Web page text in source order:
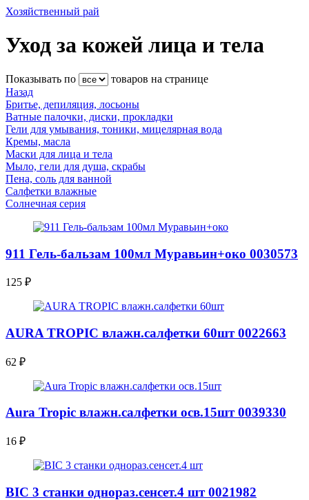
Хозяйственный рай
Уход за кожей лица и тела
Показывать по
товаров на странице
Назад
Бритье, депиляция, лосьоны
Ватные палочки, диски, прокладки
Гели для умывания, тоники, мицелярная вода
Кремы, масла
Маски для лица и тела
Мыло, гели для душа, скрабы
Пена, соль для ванной
Салфетки влажные
Солнечная серия
911 Гель-бальзам 100мл Муравьин+око 0030573
125 ₽
AURA TROPIC влажн.салфетки 60шт 0022663
62 ₽
Aura Tropic влажн.салфетки осв.15шт 0039330
16 ₽
BIC 3 станки однораз.сенсет.4 шт 0021982